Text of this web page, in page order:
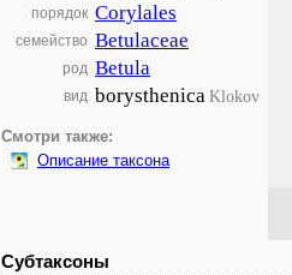
порядок Corylales
семейство Betulaceae
род Betula
вид borysthenicaKlokov
Смотри также:
Описание таксона
Субтаксоны